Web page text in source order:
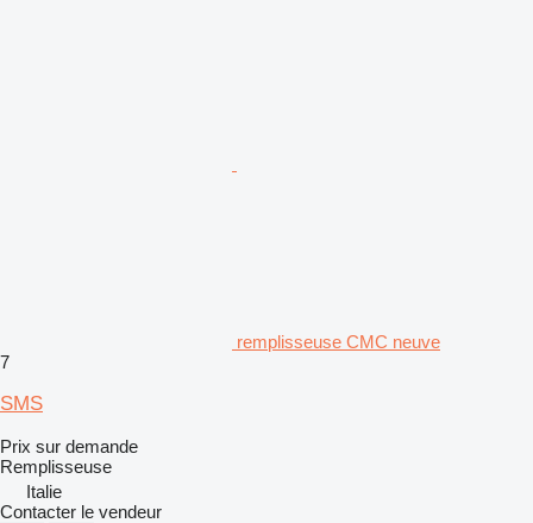
remplisseuse СМС neuve
7
SMS
Prix sur demande
Remplisseuse
Italie
Contacter le vendeur